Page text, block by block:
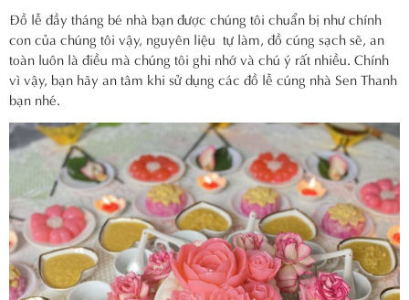
Đồ lễ đầy tháng bé nhà bạn được chúng tôi chuẩn bị như chính
con của chúng tôi vậy, nguyên liệu tự làm, đồ cúng sạch sẽ, an
toàn luôn là điều mà chúng tôi ghi nhớ và chú ý rất nhiều. Chính
vì vậy, bạn hãy an tâm khi sử dụng các đồ lễ cúng nhà Sen Thanh
bạn nhé.